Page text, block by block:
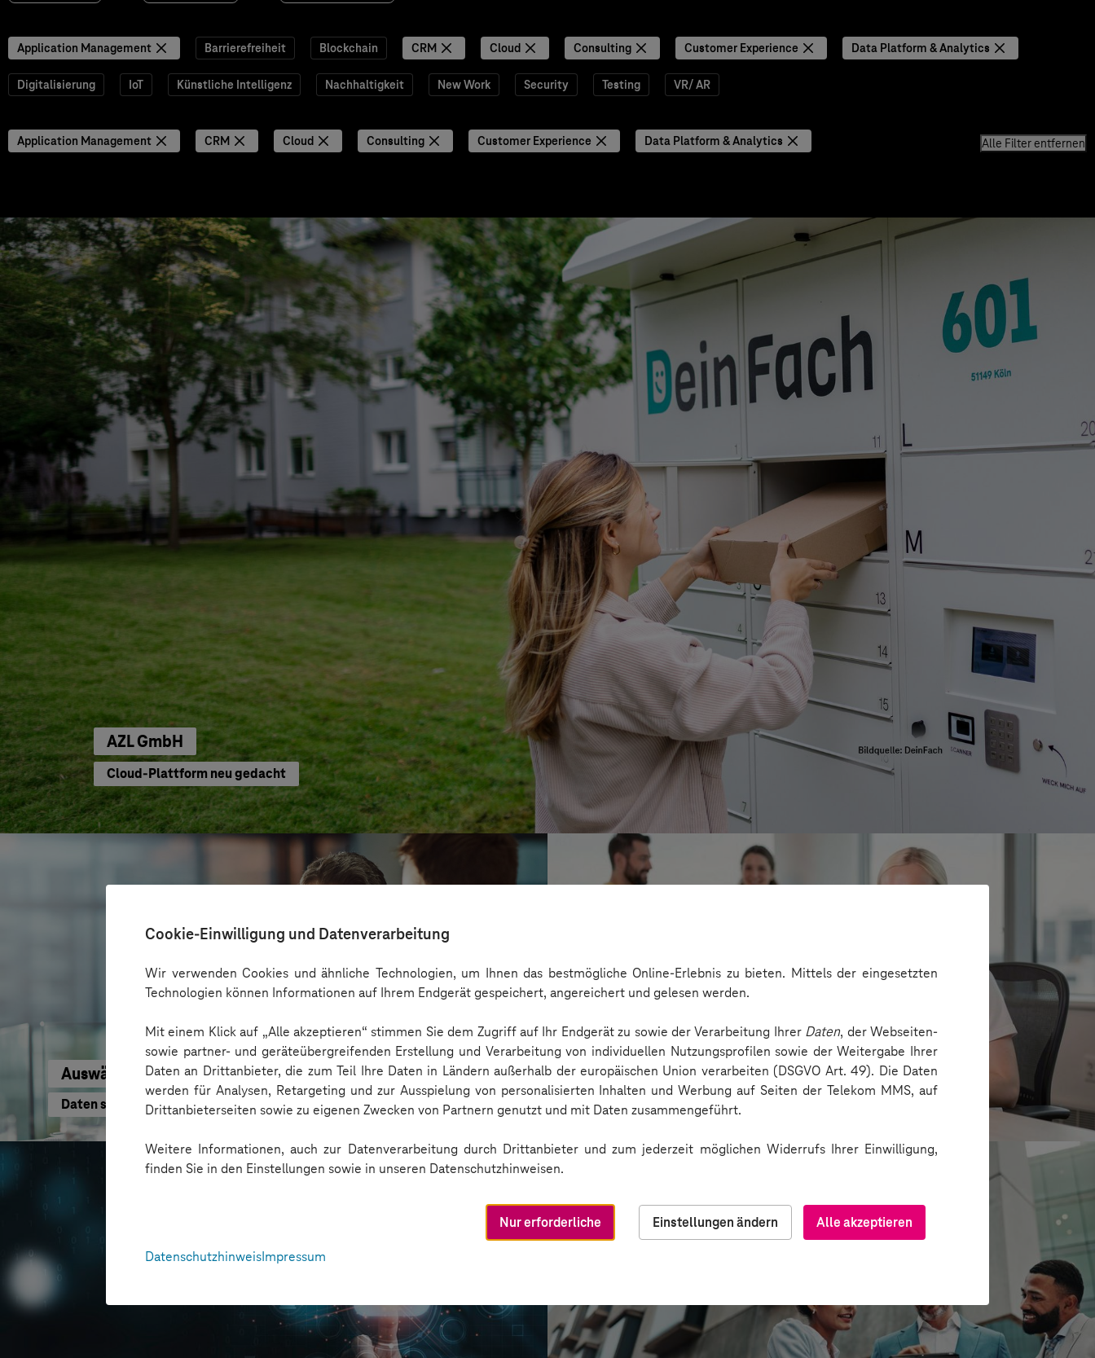
Cookie-Einwilligung und Datenverarbeitung
Wir verwenden Cookies und ähnliche Technologien, um Ihnen das bestmögliche Online-Erlebnis zu bieten. Mittels der eingesetzten
Technologien können Informationen auf Ihrem Endgerät gespeichert, angereichert und gelesen werden.
Mit einem Klick auf „Alle akzeptieren“ stimmen Sie dem Zugriff auf Ihr Endgerät zu sowie der Verarbeitung Ihrer Daten, der Webseiten-
sowie partner- und geräteübergreifenden Erstellung und Verarbeitung von individuellen Nutzungsprofilen sowie der Weitergabe Ihrer
Daten an Drittanbieter, die zum Teil Ihre Daten in Ländern außerhalb der europäischen Union verarbeiten (DSGVO Art. 49). Die Daten
werden für Analysen, Retargeting und zur Ausspielung von personalisierten Inhalten und Werbung auf Seiten der Telekom MMS, auf
Drittanbieterseiten sowie zu eigenen Zwecken von Partnern genutzt und mit Daten zusammengeführt.
Weitere Informationen, auch zur Datenverarbeitung durch Drittanbieter und zum jederzeit möglichen Widerrufs Ihrer Einwilligung,
finden Sie in den Einstellungen sowie in unseren Datenschutzhinweisen.
Alle akzeptieren
Nur erforderliche
Einstellungen ändern
DatenschutzhinweisImpressum
Application Management Barrierefreiheit Blockchain CRM Cloud Consulting Customer Experience Data Platform & Analytics
Digitalisierung IoT Künstliche Intelligenz Nachhaltigkeit New Work Security Testing VR/ AR
Application Management CRM Cloud Consulting Customer Experience Data Platform & Analytics Alle Filter entfernen
AZL GmbH
Cloud-Plattform neu gedacht
Auswärtiges Amt
Daten schneller nutzen
Kreis Bergstraße
KI für moderne Verwaltung